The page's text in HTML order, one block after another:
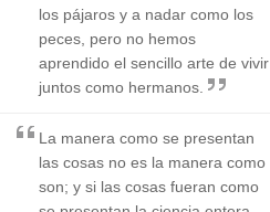
los pájaros y a nadar como los
peces, pero no hemos
aprendido el sencillo arte de vivir
juntos como hermanos.
La manera como se presentan
las cosas no es la manera como
son; y si las cosas fueran como